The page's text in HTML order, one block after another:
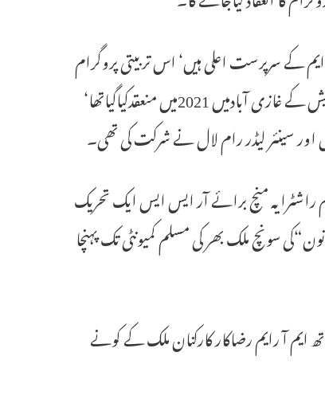
کے سرپرست اعلی ہیں‘ اس تربیتی پروگرام
میں شرکت کریں گے۔ ایم آ رایم کا کہنا ہے کہ پچھلے تربیتی پروگرام میں جو اترپردیش کے غازی آبادمیں 2021میں منعقدکیاگیاتھا‘
سینئر لیڈر رام لال نے شرکت کی تھی۔
کہاکہ ”لوک سبھا انتخابات2024سے قبل مسلم راشٹرایہ منچ برائے آر ایس ایس ایک تحریک
سونچ ملک بھر کی مسلم کمیونٹی تک پہنچا
آ رایم رضاکار کارکنان ملک کے کونے